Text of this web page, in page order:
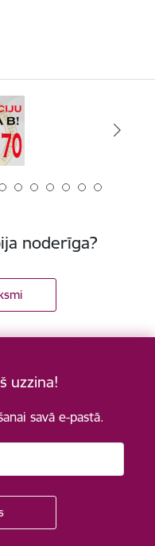
noderīga?
uzzina!
savā e-pastā.